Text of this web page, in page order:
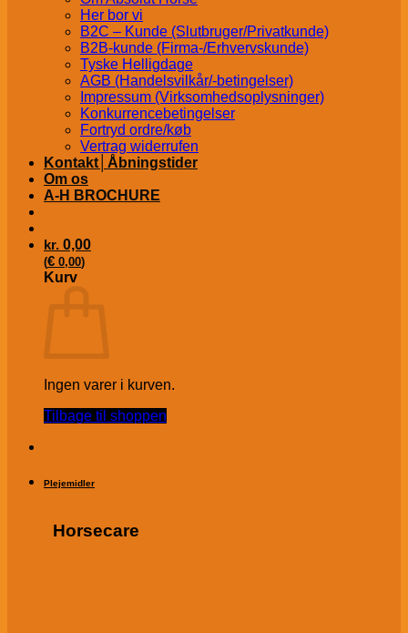
Her bor vi
B2C – Kunde (Slutbruger/Privatkunde)
B2B-kunde (Firma-/Erhvervskunde)
Tyske Helligdage
AGB (Handelsvilkår/-betingelser)
Impressum (Virksomhedsoplysninger)
Konkurrencebetingelser
Fortryd ordre/køb
Vertrag widerrufen
Kontakt│Åbningstider
Om os
A-H BROCHURE
kr. 0,00
(€ 0,00)
Kurv
Ingen varer i kurven.
Tilbage til shoppen
Plejemidler
Horsecare